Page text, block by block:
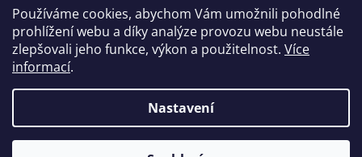
Používáme cookies, abychom Vám umožnili pohodlné
prohlížení webu a díky analýze provozu webu neustále
zlepšovali jeho funkce, výkon a použitelnost. Více
informací.
Nastavení
Vytvořil Shoptet
Hanol s.r.o.. Všechna práva vyhrazena.
Upravit nastavení cookies